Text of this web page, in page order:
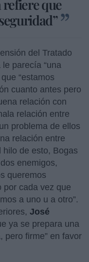
que
del Tratado
parecía “una
“estamos
cuanto antes pero
relación con
relación entre
problema de ellos
relación entre
hilo de esto, Bogas
enemigos,
queremos
por cada vez que
a uno u a otro”.
José
ya se prepara una
pero firme” en favor